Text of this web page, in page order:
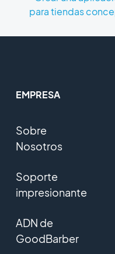
para tiendas
EMPRESA
Sobre
Nosotros
Soporte
impresionante
ADN de
GoodBarber